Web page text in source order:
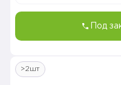
Под
>2шт